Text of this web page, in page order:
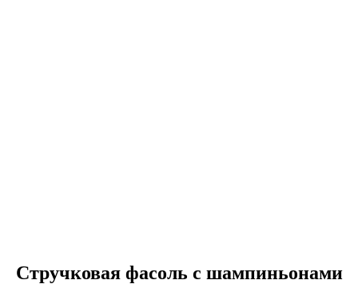
Стручковая фасоль с шампиньонами